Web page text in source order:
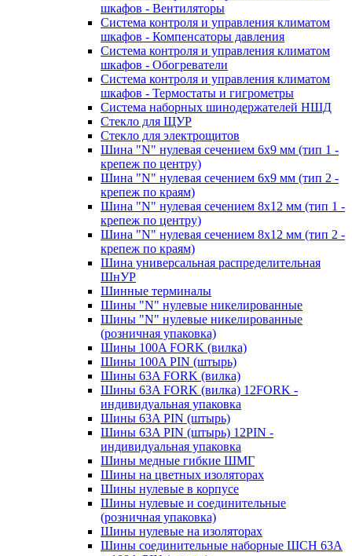
шкафов - Вентиляторы
Система контроля и управления климатом
шкафов - Компенсаторы давления
Система контроля и управления климатом
шкафов - Обогреватели
Система контроля и управления климатом
шкафов - Термостаты и гигрометры
Система наборных шинодержателей НШД
Стекло для ЩУР
Стекло для электрощитов
Шина "N" нулевая сечением 6х9 мм (тип 1 -
крепеж по центру)
Шина "N" нулевая сечением 6х9 мм (тип 2 -
крепеж по краям)
Шина "N" нулевая сечением 8х12 мм (тип 1 -
крепеж по центру)
Шина "N" нулевая сечением 8х12 мм (тип 2 -
крепеж по краям)
Шина универсальная распределительная
ШнУР
Шинные терминалы
Шины "N" нулевые никелированные
Шины "N" нулевые никелированные
(розничная упаковка)
Шины 100A FORK (вилка)
Шины 100A PIN (штырь)
Шины 63A FORK (вилка)
Шины 63A FORK (вилка) 12FORK -
индивидуальная упаковка
Шины 63A PIN (штырь)
Шины 63A PIN (штырь) 12PIN -
индивидуальная упаковка
Шины медные гибкие ШМГ
Шины на цветных изоляторах
Шины нулевые в корпусе
Шины нулевые и соединительные
(розничная упаковка)
Шины нулевые на изоляторах
Шины соединительные наборные ШСН 63A